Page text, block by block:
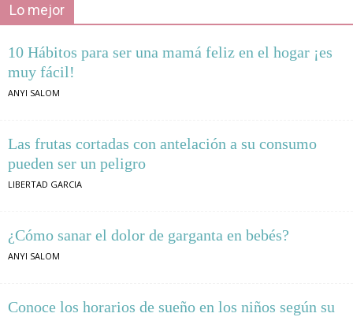
Lo mejor
10 Hábitos para ser una mamá feliz en el hogar ¡es
muy fácil!
ANYI SALOM
Las frutas cortadas con antelación a su consumo
pueden ser un peligro
LIBERTAD GARCIA
¿Cómo sanar el dolor de garganta en bebés?
ANYI SALOM
Conoce los horarios de sueño en los niños según su